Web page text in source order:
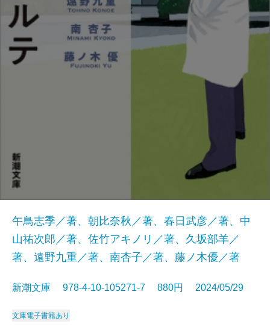
午鳥志季／著、朝比奈秋／著、春日武彦／著、中
山祐次郎／著、佐竹アキノリ／著、久坂部羊／
著、遠野九重／著、南杏子／著、藤ノ木優／著
新潮文庫 978-4-10-105271-7 880円 2024/05/29
文庫電子書籍あり